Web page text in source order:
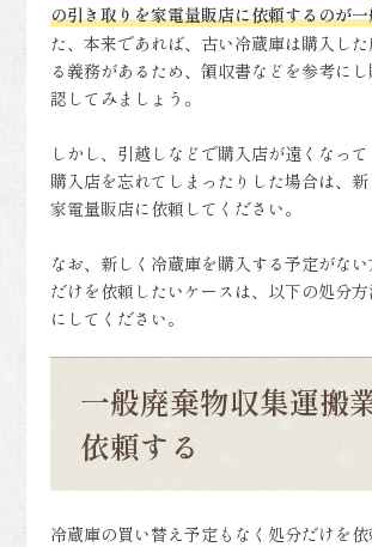
の引き取りを家電量販店に依頼するのが
た、本来であれば、古い冷蔵庫は購入し
る義務があるため、領収書などを参考に
認してみましょう。
しかし、引越しなどで購入店が遠くなって
購入店を忘れてしまったりした場合は、
家電量販店に依頼してください。
なお、新しく冷蔵庫を購入する予定がな
だけを依頼したいケースは、以下の処分
にしてください。
一般廃棄物収集運搬
依頼する
冷蔵庫の買い替え予定もなく処分だけを